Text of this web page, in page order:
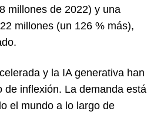
millones de 2022) y una
millones (un 126 % más),
y la IA generativa han
de inflexión. La demanda está
el mundo a lo largo de